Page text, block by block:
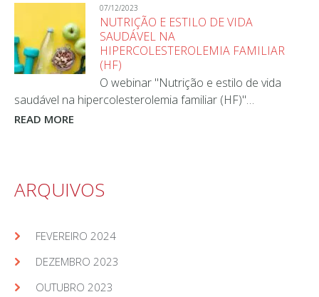
07/12/2023
NUTRIÇÃO E ESTILO DE VIDA
SAUDÁVEL NA
HIPERCOLESTEROLEMIA FAMILIAR
(HF)
O webinar "Nutrição e estilo de vida
saudável na hipercolesterolemia familiar (HF)"…
READ MORE
ARQUIVOS
FEVEREIRO 2024
DEZEMBRO 2023
OUTUBRO 2023